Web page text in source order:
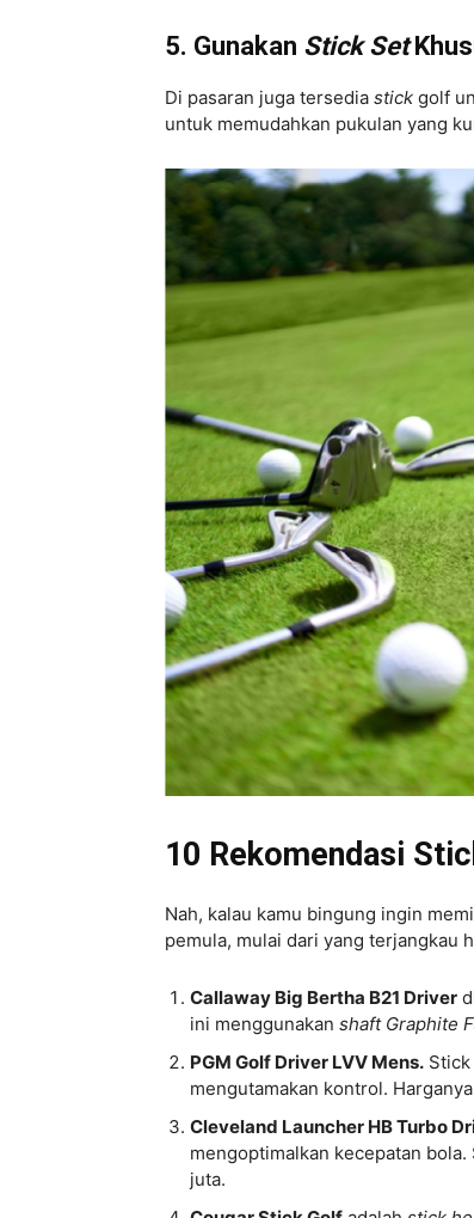
5. Gunakan Stick Set
Di pasaran juga tersedia stick golf
untuk memudahkan pukulan yang
10 Rekomendasi
Nah, kalau kamu bingung ingin
pemula, mulai dari yang terjangkau
Callaway Big Bertha B21 Driver
ini menggunakan shaft Graphite
PGM Golf Driver LVV Mens.
mengutamakan kontrol.
Cleveland Launcher HB Turbo
mengoptimalkan kecepatan
juta.